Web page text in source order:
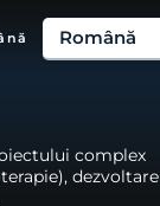
complex
dezvoltare